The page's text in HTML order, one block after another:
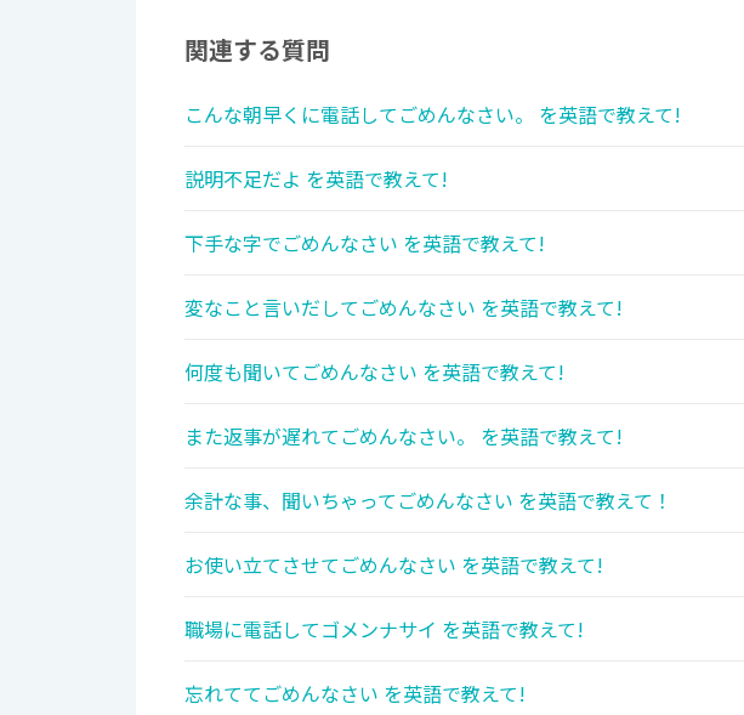
関連する質問
こんな朝早くに電話してごめんなさい。 を英語で教えて!
説明不足だよ を英語で教えて!
下手な字でごめんなさい を英語で教えて!
変なこと言いだしてごめんなさい を英語で教えて!
何度も聞いてごめんなさい を英語で教えて!
また返事が遅れてごめんなさい。 を英語で教えて!
余計な事、聞いちゃってごめんなさい を英語で教えて！
お使い立てさせてごめんなさい を英語で教えて!
職場に電話してゴメンナサイ を英語で教えて!
忘れててごめんなさい を英語で教えて!